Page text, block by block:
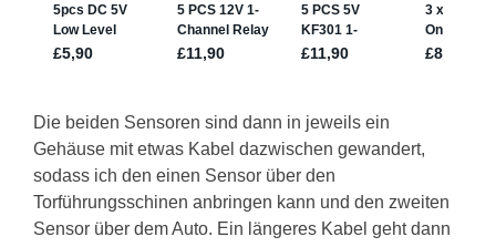
Die beiden Sensoren sind dann in jeweils ein
Gehäuse mit etwas Kabel dazwischen gewandert,
sodass ich den einen Sensor über den
Torführungsschinen anbringen kann und den zweiten
Sensor über dem Auto. Ein längeres Kabel geht dann